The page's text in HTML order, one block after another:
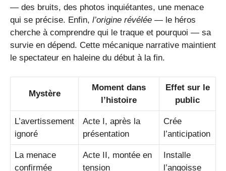
— des bruits, des photos inquiétantes, une menace
qui se précise. Enfin, l’origine révélée — le héros
cherche à comprendre qui le traque et pourquoi — sa
survie en dépend. Cette mécanique narrative maintient
le spectateur en haleine du début à la fin.
Mystère
Moment dans
l’histoire
Effet sur le
public
L’avertissement
ignoré
Acte I, après la
présentation
Crée
l’anticipation
La menace
confirmée
Acte II, montée en
tension
Installe
l’angoisse